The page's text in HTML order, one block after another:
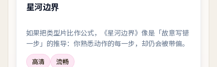
星河边界
如果把类型片比作公式，《星河边界》像是「故意写错
一步」的推导：你熟悉动作的每一步，却仍会被带偏。
高清
流畅